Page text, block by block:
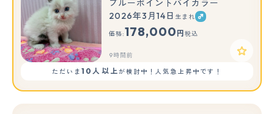
ブルーポイントバイカラー
2026年3月14日 生まれ
価格:178,000 円 税込
9時間前
ただいま10人以上が検討中！人気急上昇中です！